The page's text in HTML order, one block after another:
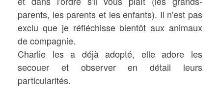
parents, les parents et les enfants). Il n'est pas
exclu que je réfléchisse bientôt aux animaux
de compagnie.
Charlie les a déjà adopté, elle adore les
secouer et observer en détail leurs
particularités.